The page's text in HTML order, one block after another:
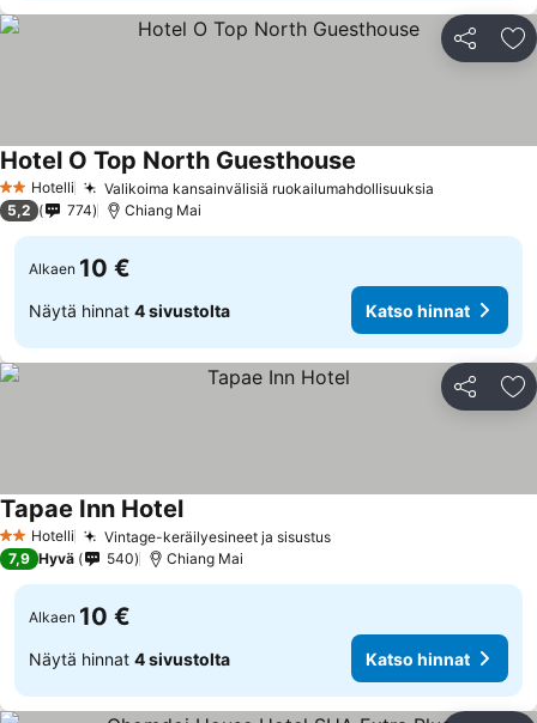
Jaa
2 Tähtiluokitus
Hotelli Valikoima kansainvälisiä ruokailumahdollisuuksia
Hotel O Top North Guesthouse
5,2 774 Chiang Mai
Alkaen 10 €
Näytä hinnat 4 sivustolta Katso hinnat
Jaa
2 Tähtiluokitus
Hotelli Vintage-keräilyesineet ja sisustus
Tapae Inn Hotel
7,9 Hyvä 540 Chiang Mai
Alkaen 10 €
Näytä hinnat 4 sivustolta Katso hinnat